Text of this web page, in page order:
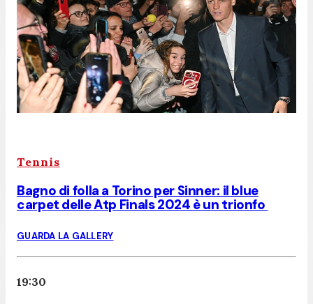
Tennis
Bagno di folla a Torino per Sinner: il blue
carpet delle Atp Finals 2024 è un trionfo
GUARDA LA GALLERY
19:30